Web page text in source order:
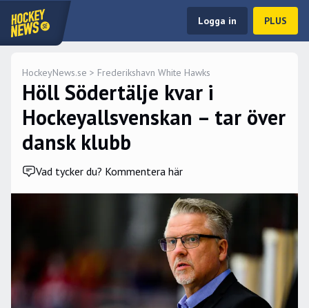
Logga in PLUS
HockeyNews.se > Frederikshavn White Hawks
Höll Södertälje kvar i
Hockeyallsvenskan – tar över
dansk klubb
Vad tycker du? Kommentera här